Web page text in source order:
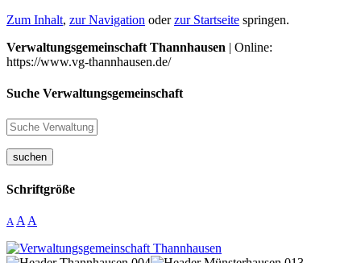
Zum Inhalt, zur Navigation oderzur Startseite springen.
Verwaltungsgemeinschaft Thannhausen | Online:
https://www.vg-thannhausen.de/
Suche Verwaltungsgemeinschaft
suchen
Schriftgröße
A A A